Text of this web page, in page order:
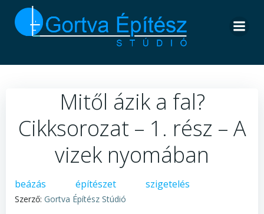
to
content
Mitől ázik a fal?
Cikksorozat – 1. rész – A
vizek nyomában
beázás építészet szigetelés
Szerző: Gortva Építész Stúdió